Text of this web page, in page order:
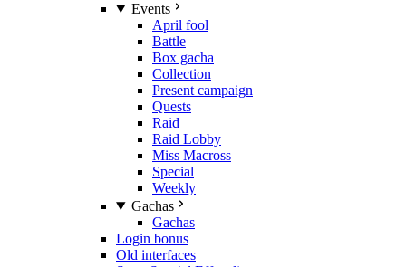
Events
April fool
Battle
Box gacha
Collection
Present campaign
Quests
Raid
Raid Lobby
Miss Macross
Special
Weekly
Gachas
Gachas
Login bonus
Old interfaces